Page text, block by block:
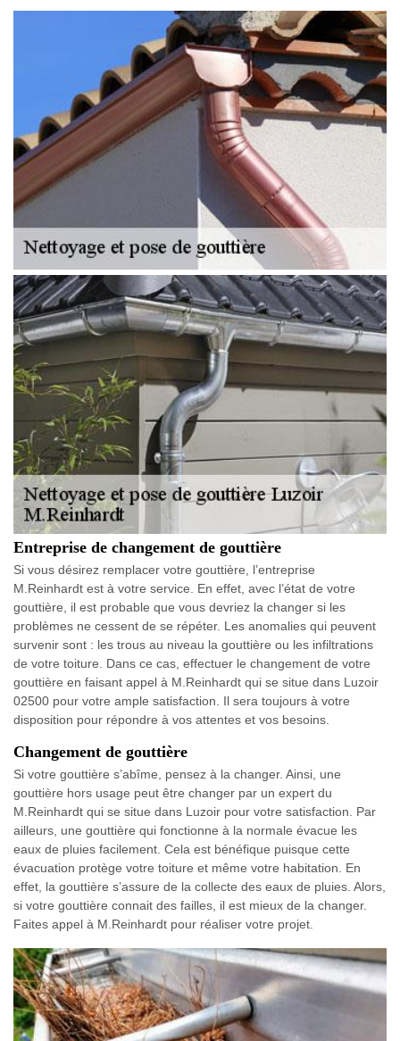
Entreprise de changement de gouttière
Si vous désirez remplacer votre gouttière, l’entreprise
M.Reinhardt est à votre service. En effet, avec l’état de votre
gouttière, il est probable que vous devriez la changer si les
problèmes ne cessent de se répéter. Les anomalies qui peuvent
survenir sont : les trous au niveau la gouttière ou les infiltrations
de votre toiture. Dans ce cas, effectuer le changement de votre
gouttière en faisant appel à M.Reinhardt qui se situe dans Luzoir
02500 pour votre ample satisfaction. Il sera toujours à votre
disposition pour répondre à vos attentes et vos besoins.
Changement de gouttière
Si votre gouttière s’abîme, pensez à la changer. Ainsi, une
gouttière hors usage peut être changer par un expert du
M.Reinhardt qui se situe dans Luzoir pour votre satisfaction. Par
ailleurs, une gouttière qui fonctionne à la normale évacue les
eaux de pluies facilement. Cela est bénéfique puisque cette
évacuation protège votre toiture et même votre habitation. En
effet, la gouttière s’assure de la collecte des eaux de pluies. Alors,
si votre gouttière connait des failles, il est mieux de la changer.
Faites appel à M.Reinhardt pour réaliser votre projet.